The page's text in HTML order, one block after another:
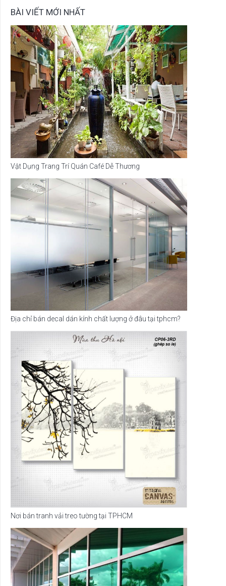
BÀI VIẾT MỚI NHẤT
Vật Dụng Trang Trí Quán Café Dễ Thương
Địa chỉ bán decal dán kính chất lượng ở đâu tại tphcm?
Nơi bán tranh vải treo tường tại TPHCM